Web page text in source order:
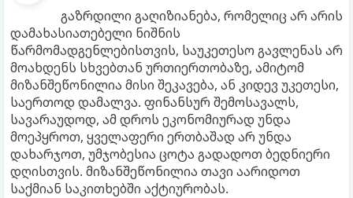
გაზრდილი გაღიზიანება, რომელიც არ არის
დამახასიათებელი ნიშნის
წარმომადგენლებისთვის, საუკეთესო გავლენას არ
მოახდენს სხვებთან ურთიერთობაზე, ამიტომ
მიზანშეწონილია მისი შეკავება, ან კიდევ უკეთესი,
საერთოდ დამალვა. ფინანსურ შემოსავალს,
სავარაუდოდ, ამ დროს ეკონომიურად უნდა
მოეპყროთ, ყველაფერი ერთბაშად არ უნდა
დახარჯოთ, უმჯობესია ცოტა გადადოთ ბედნიერი
დღისთვის. მიზანშეწონილია თავი აარიდოთ
საქმიან საკითხებში აქტიურობას.